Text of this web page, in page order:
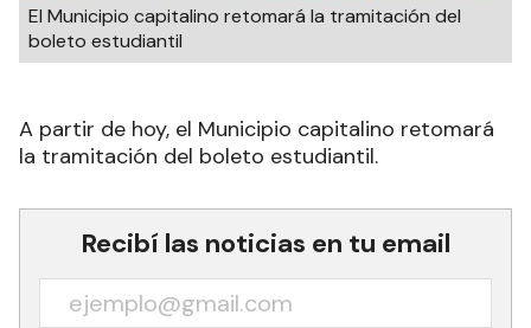
El Municipio capitalino retomará la tramitación del
boleto estudiantil
A partir de hoy, el Municipio capitalino retomará
la tramitación del boleto estudiantil.
Recibí las noticias en tu email